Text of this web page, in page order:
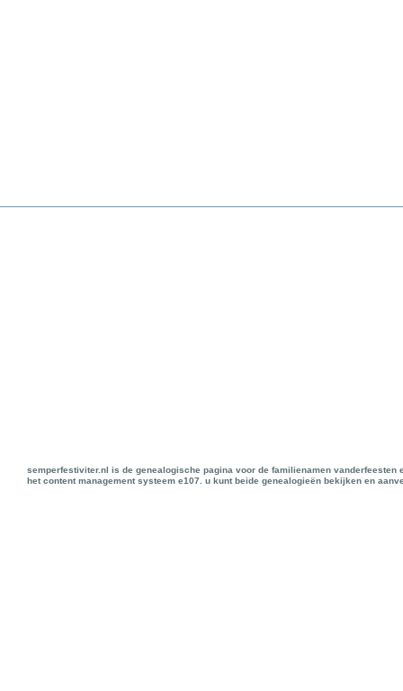
semperfestiviter.nl is de genealogische pagina voor de familienamen
het content management systeem e107. u kunt beide genealogieën bekijken en